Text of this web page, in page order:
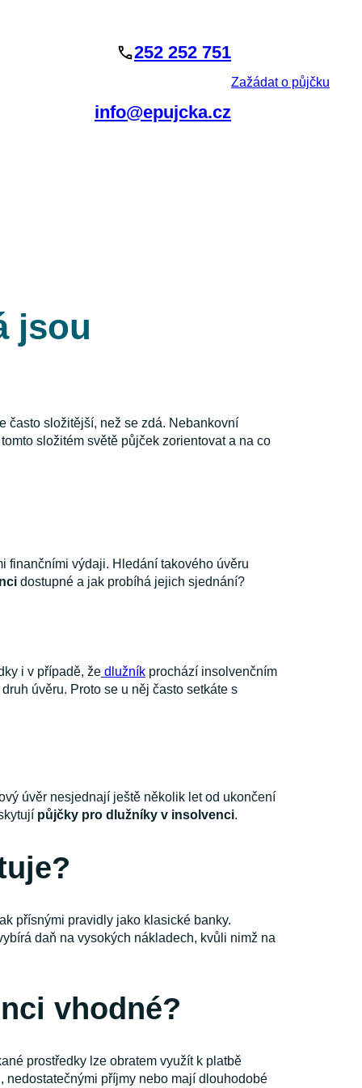
252 252 751
info@epujcka.cz
Zažádat o půjčku
jsou
často složitější, než se zdá. Nebankovní
složitém světě půjček zorientovat a na co
finančními výdaji. Hledání takového úvěru
dostupné a jak probíhá jejich sjednání?
i v případě, že dlužník prochází insolvenčním
úvěru. Proto se u něj často setkáte s
úvěr nesjednají ještě několik let od ukončení
půjčky pro dlužníky v insolvenci.
přísnými pravidly jako klasické banky.
daň na vysokých nákladech, kvůli nimž na
vhodné?
prostředky lze obratem využít k platbě
příjmy nebo mají dlouhodobé